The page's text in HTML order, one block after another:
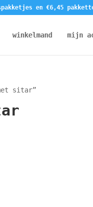
en €6,45
winkelmand mijn
sitar”